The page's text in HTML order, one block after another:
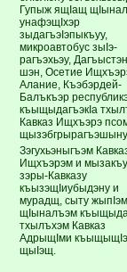
Гупыж ящIащ
унафэщIхэр
зыдагъэIэпыкъуу,
микроавтобус зыIэ­
рагъэхьэу,
шэн, Осетие
Алание, Къэбэрдей-
Балъкъэр
къыщыдагъэкIа
Кавказ Ищхъэрэ
Зэгухьэныгъэм
Ищхъэрэм и
зэры-Кавказу
къызэщIиубыдэну и
мурадщ, сыту
щIыналъэм
тхылъхэм Кавказ
АдрыщIми
щы­Iэщ.